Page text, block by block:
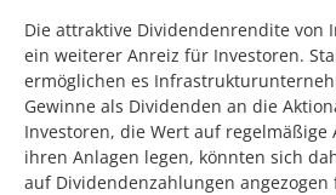
Die attraktive Dividendenrendite von
ein weiterer Anreiz für Investoren.
ermöglichen es
Gewinne als Dividenden an die
Investoren, die Wert auf regelmäßige
ihren Anlagen legen, könnten sich
auf Dividendenzahlungen angezogen